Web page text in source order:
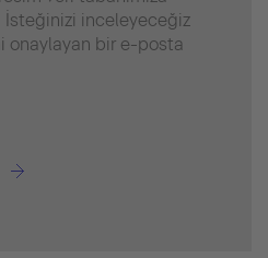
İsteğinizi inceleyeceğiz
onaylayan bir e-posta